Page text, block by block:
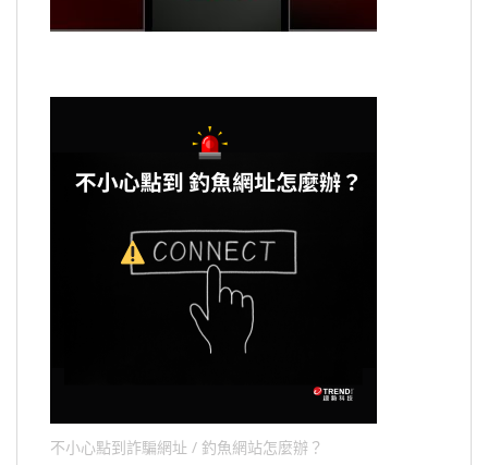
不小心點到詐騙網址 / 釣魚網站怎麼辦？